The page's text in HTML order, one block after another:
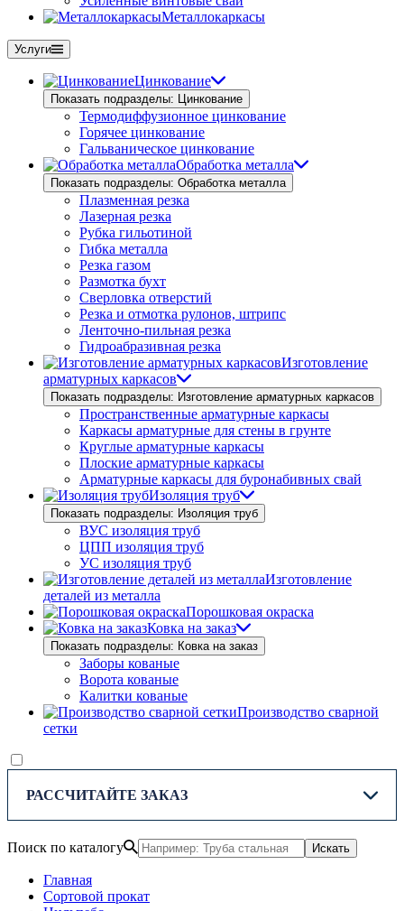
Металлокаркасы
Услуги
Цинкование
Показать подразделы: Цинкование
Термодиффузионное цинкование
Горячее цинкование
Гальваническое цинкование
Обработка металла
Показать подразделы: Обработка металла
Плазменная резка
Лазерная резка
Рубка гильотиной
Гибка металла
Резка газом
Размотка бухт
Сверловка отверстий
Резка и отмотка рулонов, штрипс
Ленточно-пильная резка
Гидроабразивная резка
Изготовление
арматурных каркасов
Показать подразделы: Изготовление арматурных каркасов
Пространственные арматурные каркасы
Каркасы арматурные для стены в грунте
Круглые арматурные каркасы
Плоские арматурные каркасы
Арматурные каркасы для буронабивных свай
Изоляция труб
Показать подразделы: Изоляция труб
ВУС изоляция труб
ЦПП изоляция труб
УС изоляция труб
Изготовление
деталей из металла
Порошковая окраска
Ковка на заказ
Показать подразделы: Ковка на заказ
Заборы кованые
Ворота кованые
Калитки кованые
Производство сварной
сетки
РАССЧИТАЙТЕ ЗАКАЗ
Поиск по каталогу Искать
Главная
Сортовой прокат